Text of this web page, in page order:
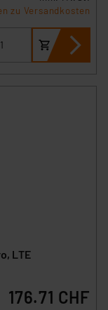
bestehen.
der
zu Versandkosten
LTE
176.71 CHF